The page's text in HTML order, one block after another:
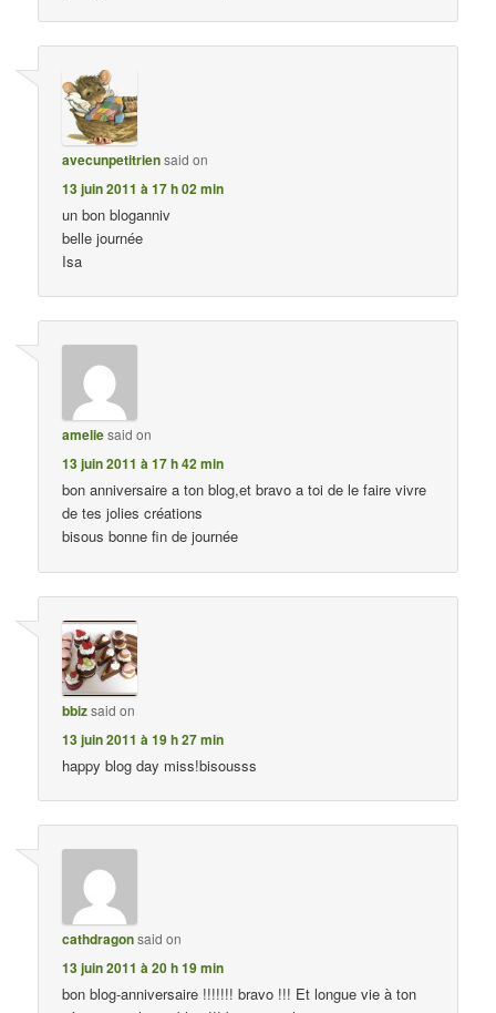
avecunpetitriensaid on
13 juin 2011 à 17 h 02 min
un bon bloganniv
belle journée
Isa
ameliesaid on
13 juin 2011 à 17 h 42 min
bon anniversaire a ton blog,et bravo a toi de le faire vivre
de tes jolies créations
bisous bonne fin de journée
bbizsaid on
13 juin 2011 à 19 h 27 min
happy blog day miss!bisousss
cathdragonsaid on
13 juin 2011 à 20 h 19 min
bon blog-anniversaire !!!!!!! bravo !!! Et longue vie à ton